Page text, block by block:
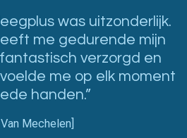
was uitzonderlijk.
me gedurende mijn
verzorgd en
me op elk moment
handen.”
Van Mechelen]